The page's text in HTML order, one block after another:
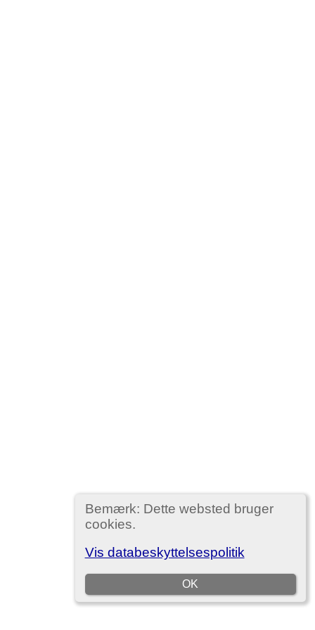
Bemærk: Dette websted bruger
cookies.
Vis databeskyttelsespolitik
OK